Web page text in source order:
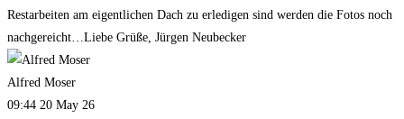
Restarbeiten am eigentlichen Dach zu erledigen sind werden die Fotos noch
nachgereicht…Liebe Grüße, Jürgen Neubecker
Alfred Moser
09:44 20 May 26